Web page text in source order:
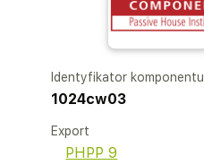
Identyfikator komponentu
1024cw03
Export
PHPP 9